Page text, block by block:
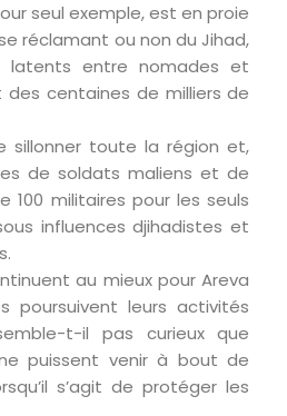
seul exemple, est en proie
réclamant ou non du Jihad,
latents entre nomades et
centaines de milliers de
sillonner toute la région et,
de soldats maliens et de
100 militaires pour les seuls
influences djihadistes et
au mieux pour Areva
poursuivent leurs activités
t-il pas curieux que
puissent venir à bout de
s’agit de protéger les